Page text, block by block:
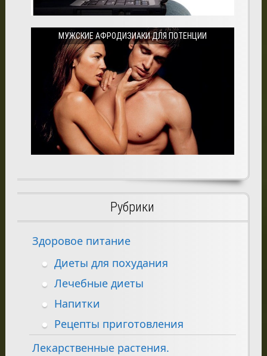
МУЖСКИЕ АФРОДИЗИАКИ ДЛЯ ПОТЕНЦИИ
Рубрики
Здоровое питание
Диеты для похудания
Лечебные диеты
Напитки
Рецепты приготовления
Лекарственные растения.